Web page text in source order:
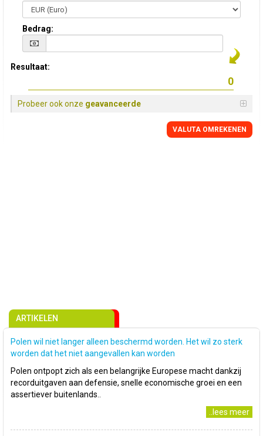
Bedrag:
Resultaat:
Probeer ook onze geavanceerde
VALUTA OMREKENEN
ARTIKELEN
Polen wil niet langer alleen beschermd worden. Het wil zo sterk
worden dat het niet aangevallen kan worden
Polen ontpopt zich als een belangrijke Europese macht dankzij
recorduitgaven aan defensie, snelle economische groei en een
assertiever buitenlands..
..lees meer